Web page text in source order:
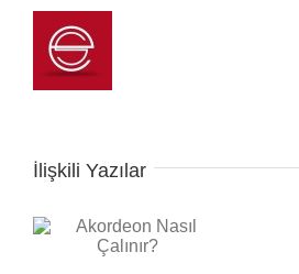
İlişkili Yazılar